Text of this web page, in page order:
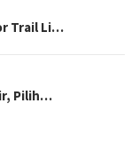
Trail Li…
Pilih…